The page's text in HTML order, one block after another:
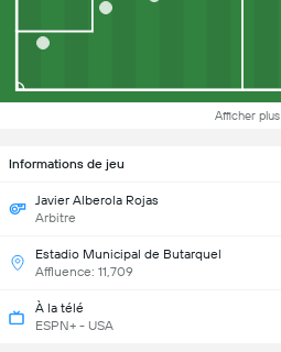
Afficher plus
Informations de jeu
Javier Alberola Rojas
Arbitre
Estadio Municipal de Butarquel
Affluence: 11,709
À la télé
ESPN+ - USA